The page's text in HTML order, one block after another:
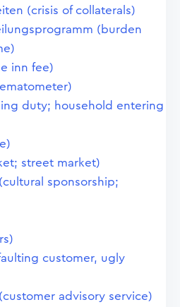
(crisis of collaterals)
(burden
inn fee)
duty; household entering
street market)
sponsorship;
customer, ugly
advisory service)